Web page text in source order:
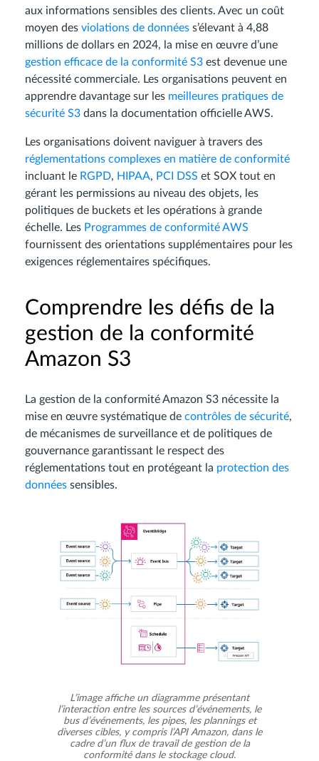
aux informations sensibles des clients. Avec un coût
moyen des violations de données s’élevant à 4,88
millions de dollars en 2024, la mise en œuvre d’une
gestion efficace de la conformité S3 est devenue une
nécessité commerciale. Les organisations peuvent en
apprendre davantage sur les meilleures pratiques de
sécurité S3 dans la documentation officielle AWS.
Les organisations doivent naviguer à travers des
réglementations complexes en matière de conformité
incluant le RGPD, HIPAA, PCI DSS et SOX tout en
gérant les permissions au niveau des objets, les
politiques de buckets et les opérations à grande
échelle. Les Programmes de conformité AWS
fournissent des orientations supplémentaires pour les
exigences réglementaires spécifiques.
Comprendre les défis de la
gestion de la conformité
Amazon S3
La gestion de la conformité Amazon S3 nécessite la
mise en œuvre systématique de contrôles de sécurité,
de mécanismes de surveillance et de politiques de
gouvernance garantissant le respect des
réglementations tout en protégeant la protection des
données sensibles.
L’image affiche un diagramme présentant
l’interaction entre les sources d’événements, le
bus d’événements, les pipes, les plannings et
diverses cibles, y compris l’API Amazon, dans le
cadre d’un flux de travail de gestion de la
conformité dans le stockage cloud.